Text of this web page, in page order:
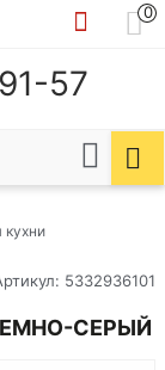
0
57
кухни
5332936101
СЕРЫЙ